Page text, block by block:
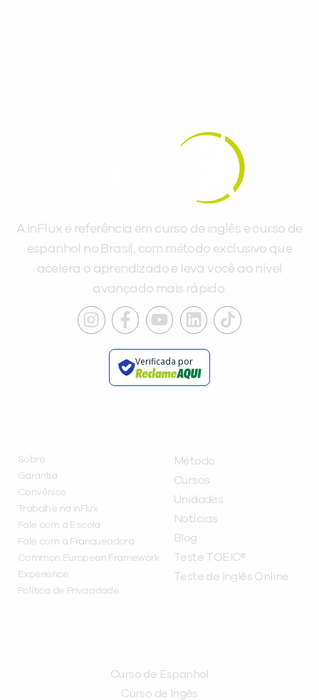
A inFlux é referência em curso de inglês e curso de
espanhol no Brasil, com método exclusivo que
acelera o aprendizado e leva você ao nível
avançado mais rápido.
Verificada por
Sobre
Garantia
Convênios
Trabalhe na inFlux
Fale com a Escola
Fale com a Franqueadora
Common European Framework
Experience
Política de Privacidade
Método
Cursos
Unidades
Notícias
Blog
Teste TOEIC®
Teste de Inglês Online
Curso de Espanhol
Curso de Ingês